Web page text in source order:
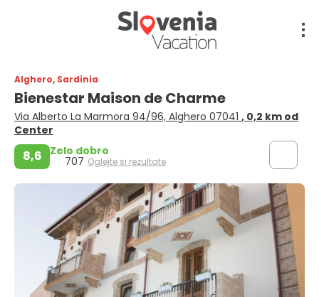
Alghero, Sardinia
Bienestar Maison de Charme
Via Alberto La Marmora 94/96, Alghero 07041 , 0,2 km od
Center
8,6 Zelo dobro
707 Oglejte si rezultate